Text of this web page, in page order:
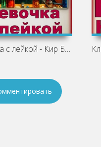
Девочка с лейкой - Кир Булычев